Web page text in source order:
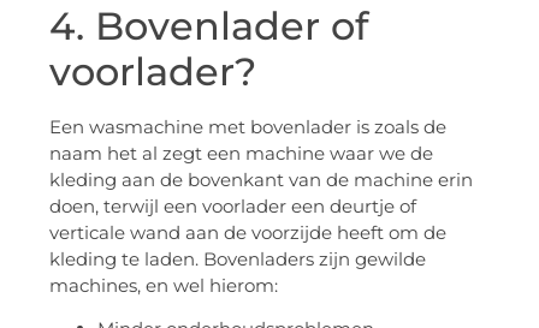
4. Bovenlader of
voorlader?
Een wasmachine met bovenlader is zoals de
naam het al zegt een machine waar we de
kleding aan de bovenkant van de machine erin
doen, terwijl een voorlader een deurtje of
verticale wand aan de voorzijde heeft om de
kleding te laden. Bovenladers zijn gewilde
machines, en wel hierom: